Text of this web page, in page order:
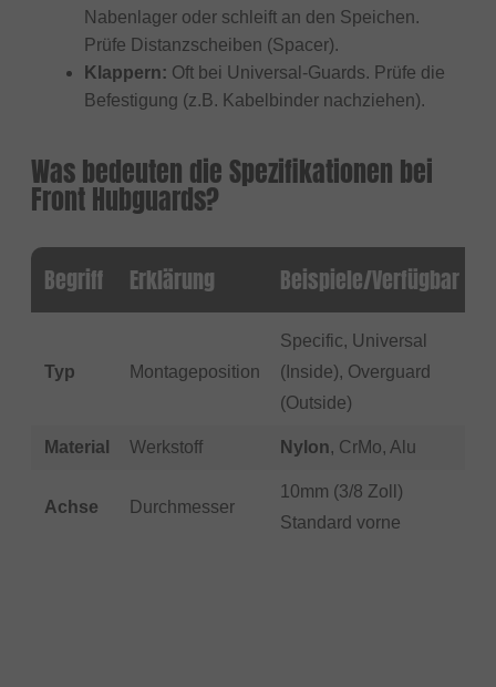
Nabenlager oder schleift an den Speichen.
Prüfe Distanzscheiben (Spacer).
Klappern: Oft bei Universal-Guards. Prüfe die
Befestigung (z.B. Kabelbinder nachziehen).
Was bedeuten die Spezifikationen bei
Front Hubguards?
Begriff Erklärung Beispiele/Verfügbar
Typ Montageposition
Specific, Universal
(Inside), Overguard
(Outside)
Material Werkstoff Nylon, CrMo, Alu
Achse Durchmesser
10mm (3/8 Zoll)
Standard vorne